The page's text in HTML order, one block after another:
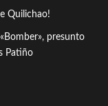
Quilichao!
presunto
Patiño